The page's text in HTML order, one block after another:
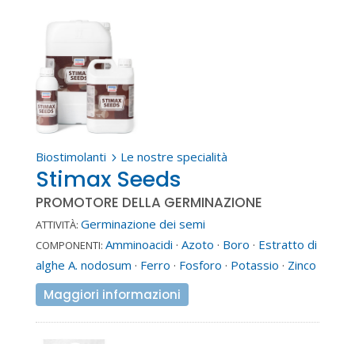
Biostimolanti 5 Le nostre specialità
Stimax Seeds
PROMOTORE DELLA GERMINAZIONE
ATTIVITÀ: Germinazione dei semi
COMPONENTI: Amminoacidi · Azoto · Boro · Estratto di
alghe A. nodosum · Ferro · Fosforo · Potassio · Zinco
Maggiori informazioni